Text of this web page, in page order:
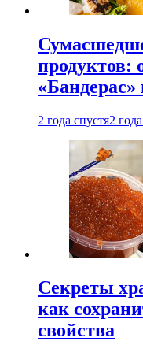
продуктов:
2 года спустя2
Секреты
как
свойства